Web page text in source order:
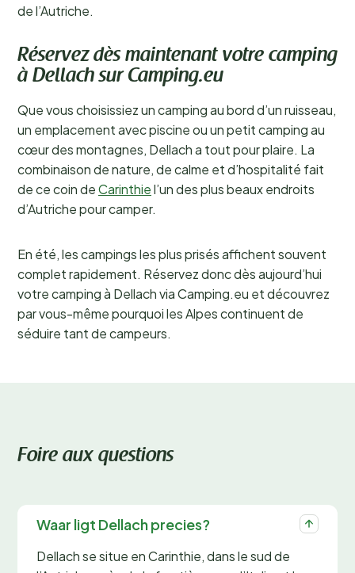
de l’Autriche.
Réservez dès maintenant votre camping
à Dellach sur Camping.eu
Que vous choisissiez un camping au bord d’un ruisseau,
un emplacement avec piscine ou un petit camping au
cœur des montagnes, Dellach a tout pour plaire. La
combinaison de nature, de calme et d’hospitalité fait
de ce coin deCarinthiel’un des plus beaux endroits
d’Autriche pour camper.
En été, les campings les plus prisés affichent souvent
complet rapidement. Réservez donc dès aujourd’hui
votre camping à Dellach via Camping.eu et découvrez
par vous-même pourquoi les Alpes continuent de
séduire tant de campeurs.
Foire aux questions
Waar ligt Dellach precies?
Dellach se situe en Carinthie, dans le sud de